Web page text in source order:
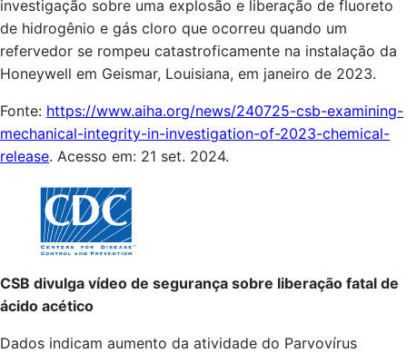
investigação sobre uma explosão e liberação de fluoreto
de hidrogênio e gás cloro que ocorreu quando um
refervedor se rompeu catastroficamente na instalação da
Honeywell em Geismar, Louisiana, em janeiro de 2023.
Fonte: https://www.aiha.org/news/240725-csb-examining-
mechanical-integrity-in-investigation-of-2023-chemical-
release. Acesso em: 21 set. 2024.
CSB divulga vídeo de segurança sobre liberação fatal de
ácido acético
Dados indicam aumento da atividade do Parvovírus